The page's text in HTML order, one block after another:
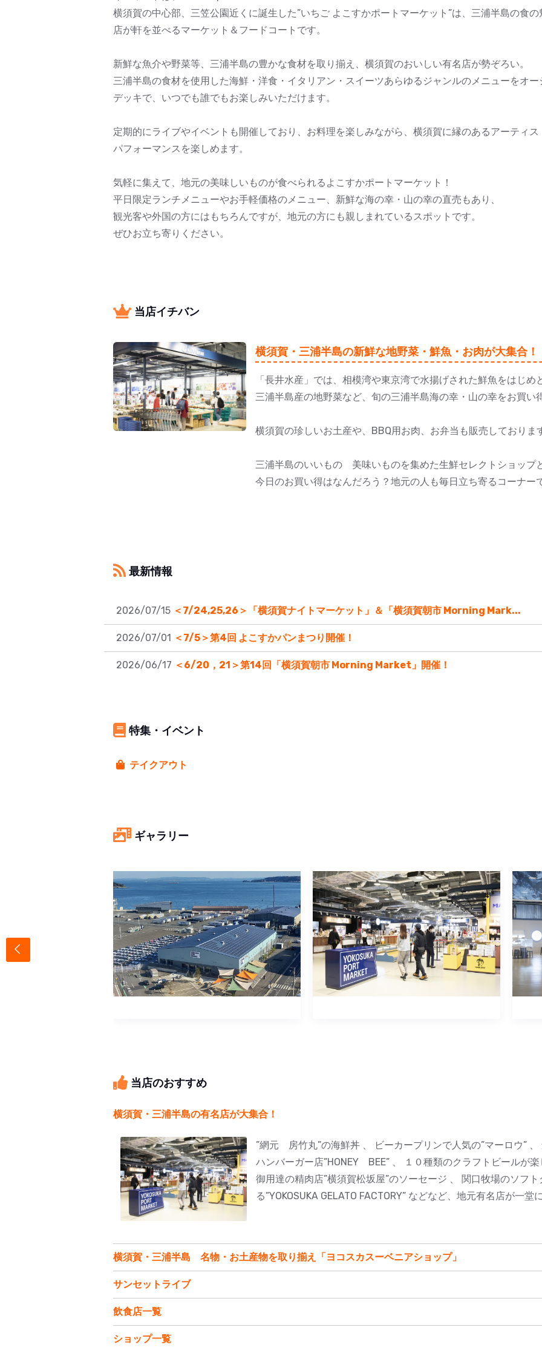
横須賀の中心部、三笠公園近くに誕生した”いちご よこすかポートマーケット”は、三浦半島の食
店が軒を並べるマーケット＆フードコートです。
新鮮な魚介や野菜等、三浦半島の豊かな食材を取り揃え、横須賀のおいしい有名店が勢ぞろい。
三浦半島の食材を使用した海鮮・洋食・イタリアン・スイーツあらゆるジャンルのメニューをオ
デッキで、いつでも誰でもお楽しみいただけます。
定期的にライブやイベントも開催しており、お料理を楽しみながら、横須賀に縁のあるアーティ
パフォーマンスを楽しめます。
気軽に集えて、地元の美味しいものが食べられるよこすかポートマーケット！
平日限定ランチメニューやお手軽価格のメニュー、新鮮な海の幸・山の幸の直売もあり、
観光客や外国の方にはもちろんですが、地元の方にも親しまれているスポットです。
ぜひお立ち寄りください。
当店イチバン
横須賀・三浦半島の新鮮な地野菜・鮮魚・お肉が大集合！
「長井水産」では、相模湾や東京湾で水揚げされた鮮魚をはじめ
三浦半島産の地野菜など、旬の三浦半島海の幸・山の幸をお買い
横須賀の珍しいお土産や、BBQ用お肉、お弁当も販売しておりま
三浦半島のいいもの 美味いものを集めた生鮮セレクトショップ
今日のお買い得はなんだろう？地元の人も毎日立ち寄るコーナー
最新情報
2026/07/15 ＜7/24,25,26＞「横須賀ナイトマーケット」＆「横須賀朝市 Morning Mark...
2026/07/01 ＜7/5＞第4回 よこすかパンまつり開催！
2026/06/17 ＜6/20，21＞第14回「横須賀朝市 Morning Market」開催！
特集・イベント
テイクアウト
ギャラリー
当店のおすすめ
横須賀・三浦半島の有名店が大集合！
”網元 房竹丸”の海鮮丼 、 ビーカープリンで人気の”マーロウ”
ハンバーガー店”HONEY BEE” 、 １０種類のクラフトビールが
御用達の精肉店”横須賀松坂屋”のソーセージ 、 関口牧場のソフ
る”YOKOSUKA GELATO FACTORY” などなど、地元有名店が一堂
横須賀・三浦半島 名物・お土産物を取り揃え「ヨコスカスーベニアショップ」
サンセットライブ
飲食店一覧
ショップ一覧